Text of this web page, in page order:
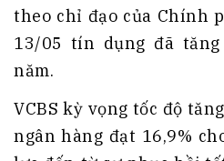
theo chỉ đạo của Chính
13/05 tín dụng đã
năm.
VCBS kỳ vọng tốc độ
ngân hàng đạt 16,9%